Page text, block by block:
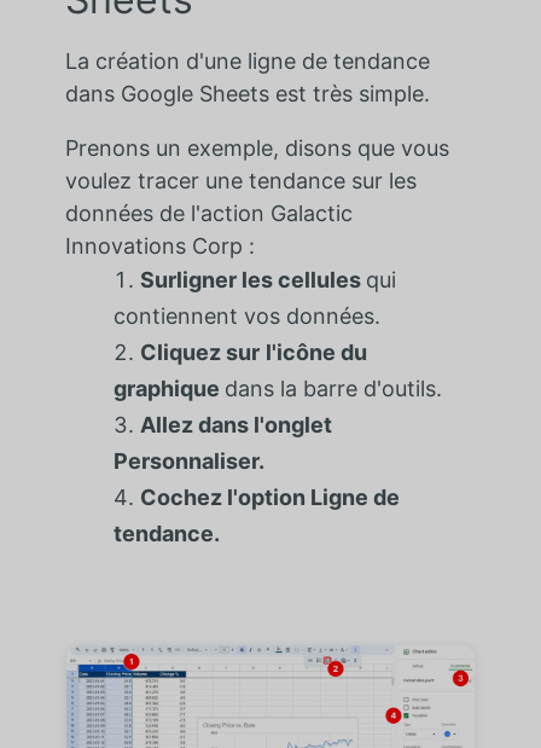
La création d'une ligne de tendance
dans Google Sheets est très simple.
Prenons un exemple, disons que vous
voulez tracer une tendance sur les
données de l'action Galactic
Innovations Corp :
Surligner les cellules qui
contiennent vos données.
Cliquez sur l'icône du
graphique dans la barre d'outils.
Allez dans l'onglet
Personnaliser.
Cochez l'option Ligne de
tendance.